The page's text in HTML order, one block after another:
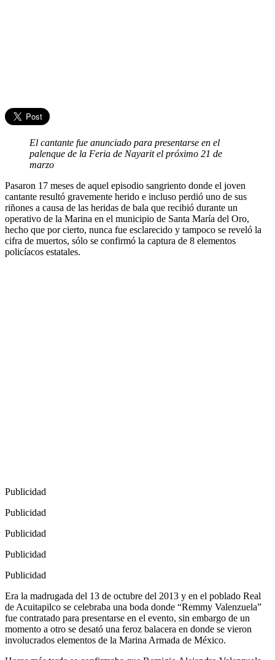
El cantante fue anunciado para presentarse en el
palenque de la Feria de Nayarit el próximo 21 de
marzo
Pasaron 17 meses de aquel episodio sangriento donde el joven
cantante resultó gravemente herido e incluso perdió uno de sus
riñones a causa de las heridas de bala que recibió durante un
operativo de la Marina en el municipio de Santa María del Oro,
hecho que por cierto, nunca fue esclarecido y tampoco se reveló la
cifra de muertos, sólo se confirmó la captura de 8 elementos
policíacos estatales.
Publicidad
Publicidad
Publicidad
Publicidad
Publicidad
Era la madrugada del 13 de octubre del 2013 y en el poblado Real
de Acuitapilco se celebraba una boda donde “Remmy Valenzuela”
fue contratado para presentarse en el evento, sin embargo de un
momento a otro se desató una feroz balacera en donde se vieron
involucrados elementos de la Marina Armada de México.